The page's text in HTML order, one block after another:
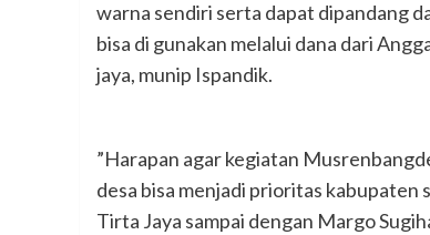
warna sendiri serta dapat dipandang
bisa di gunakan melalui dana dari
jaya, munip Ispandik.
”Harapan agar kegiatan
desa bisa menjadi prioritas kabupaten
Tirta Jaya sampai dengan Margo